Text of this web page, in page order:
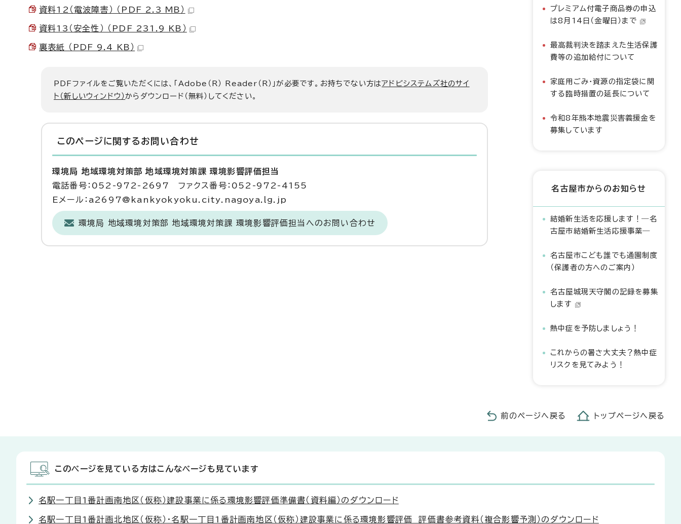
資料12（電波障害） （PDF 2.3 MB）
資料13（安全性） （PDF 231.9 KB）
裏表紙 （PDF 9.4 KB）
PDFファイルをご覧いただくには、「Adobe（R） Reader（R）」が必要です。お持ちでない方はアドビシステムズ社のサイ
ト（新しいウィンドウ）からダウンロード（無料）してください。
このページに関する お問い合わせ
環境局 地域環境対策部 地域環境対策課 環境影響評価担当
電話番号：052-972-2697 ファクス番号：052-972-4155
Eメール：a2697@kankyokyoku.city.nagoya.lg.jp
環境局 地域環境対策部 地域環境対策課 環境影響評価担当へのお問い合わせ
プレミアム付電子商品券の申込
は8月14日（金曜日）まで
最高裁判決を踏まえた生活保護
費等の追加給付について
家庭用ごみ・資源の指定袋に関
する臨時措置の延長について
令和8年熊本地震災害義援金を
募集しています
名古屋市からのお知らせ
結婚新生活を応援します！―名
古屋市結婚新生活応援事業―
名古屋市こども誰でも通園制度
（保護者の方へのご案内）
名古屋城現天守閣の記録を募集
します
熱中症を予防しましょう！
これからの暑さ大丈夫？熱中症
リスクを見てみよう！
前のページへ戻る トップページへ戻る
このページを見ている方はこんなページも見ています
名駅一丁目1番計画南地区（仮称）建設事業に係る環境影響評価準備書（資料編）のダウンロード
名駅一丁目1番計画北地区（仮称）・名駅一丁目1番計画南地区（仮称）建設事業に係る環境影響評価 評価書参考資料（複合影響予測）のダウンロード